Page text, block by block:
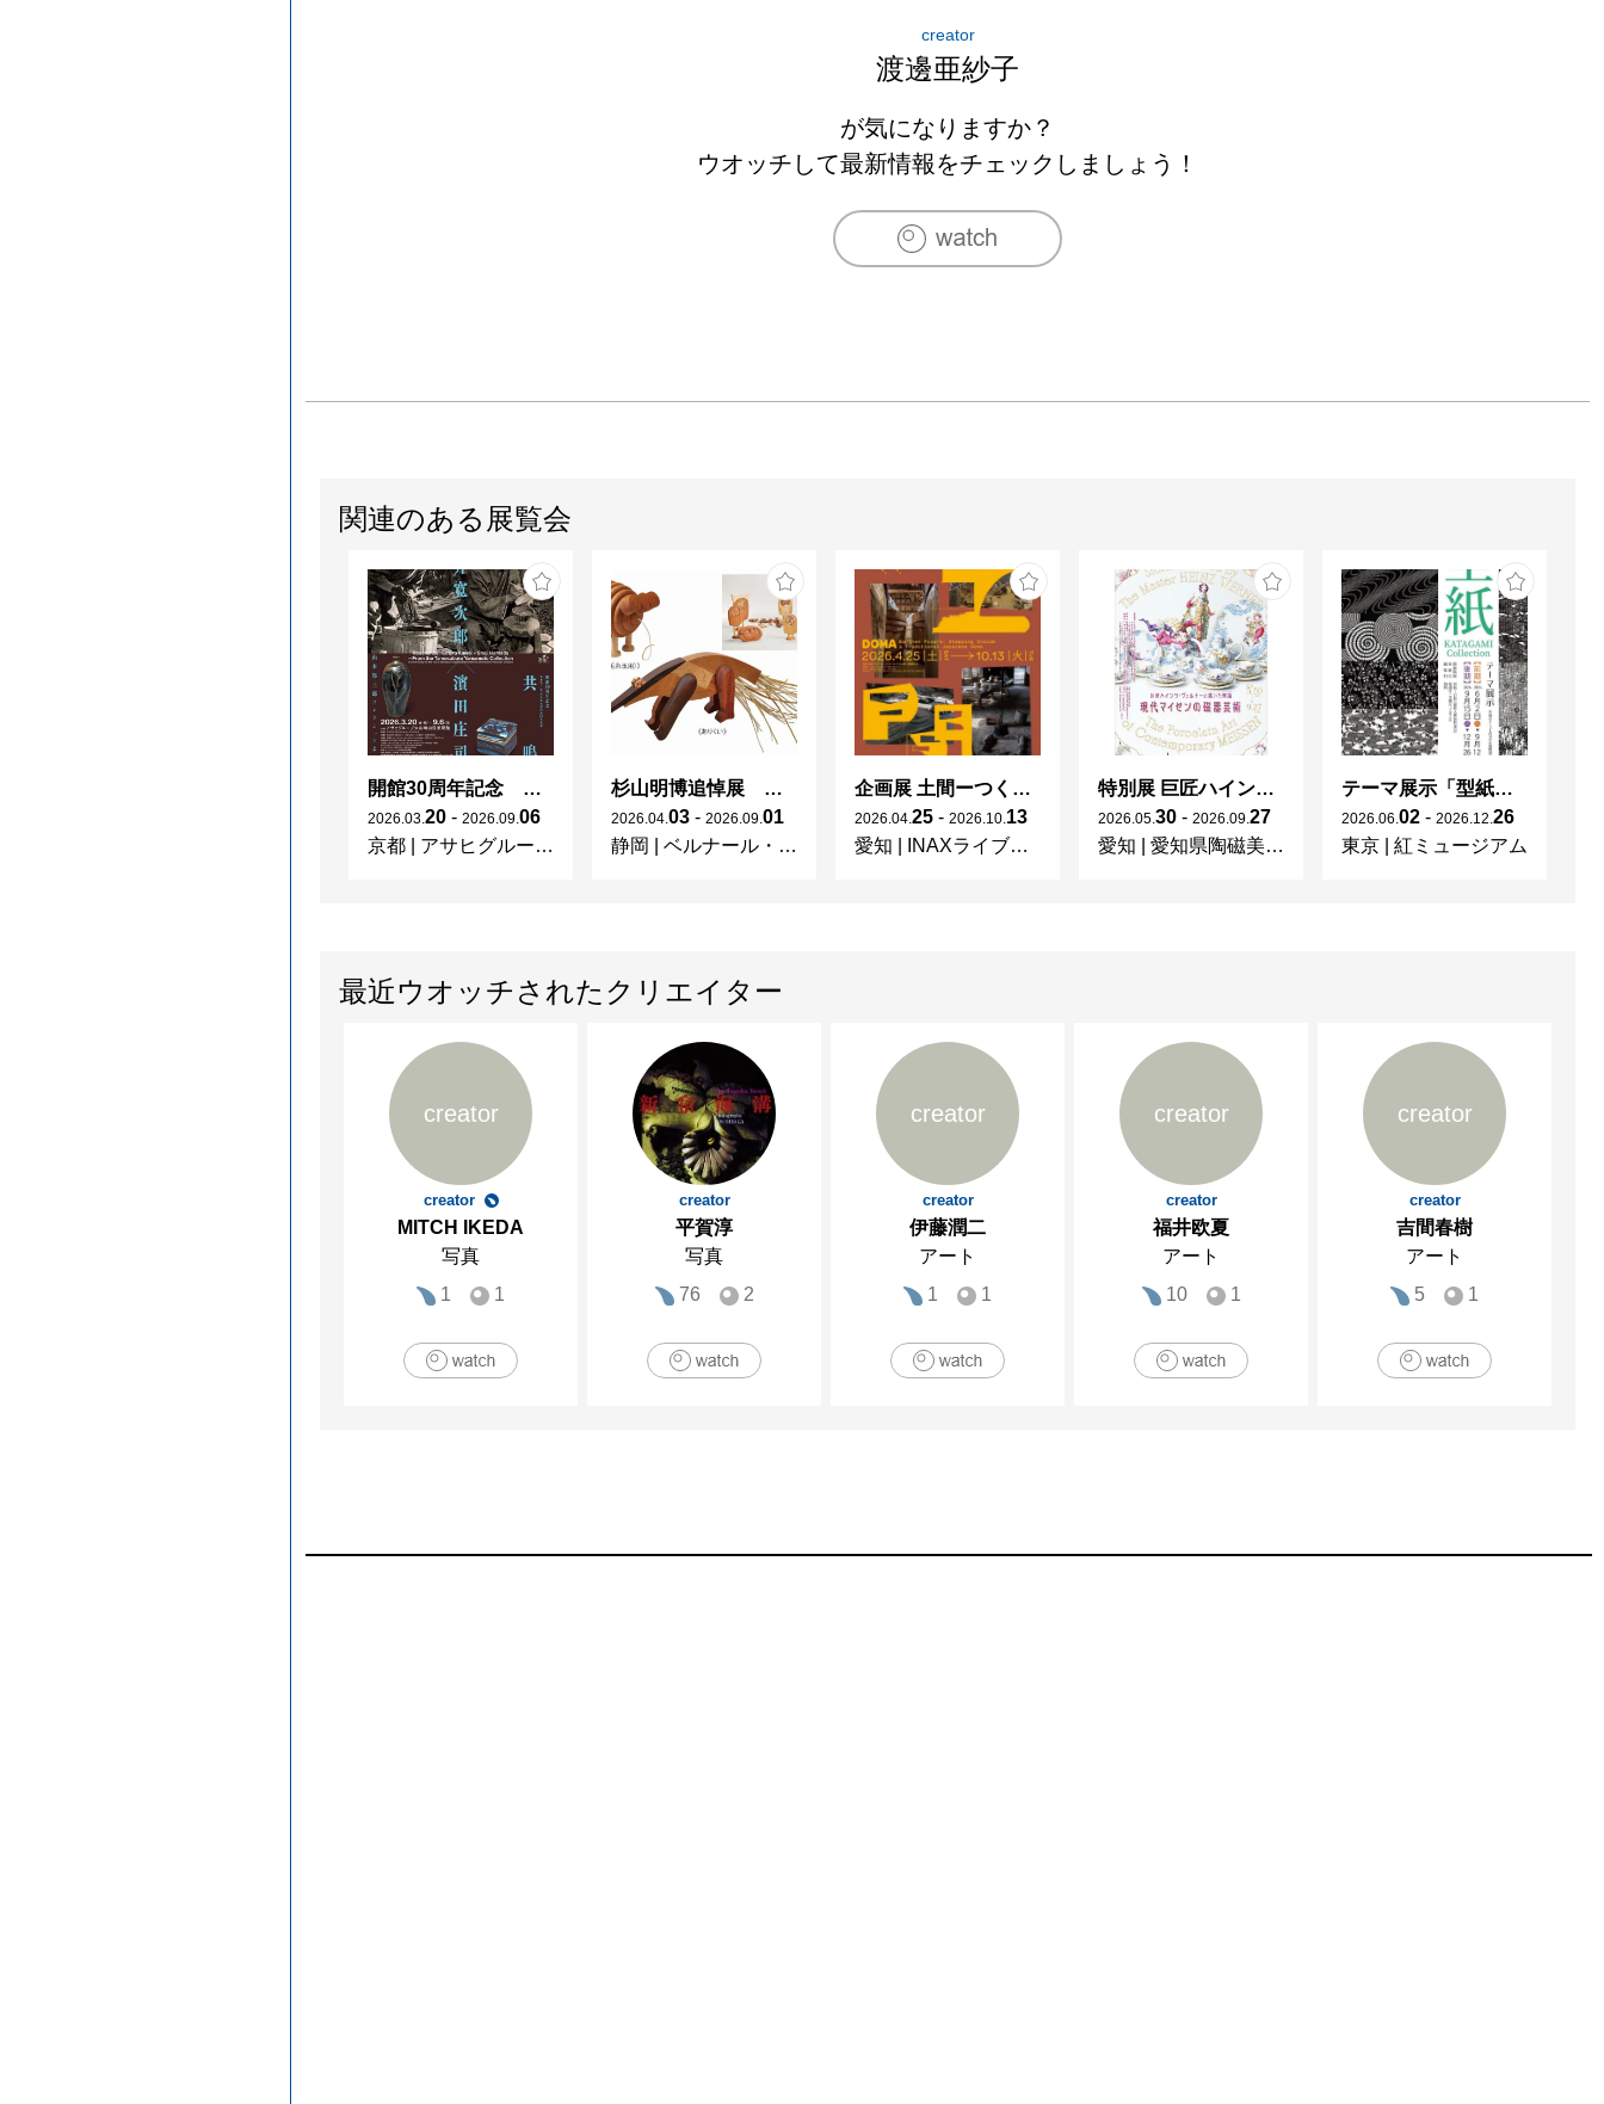
現在、愛知県瀬戸市にて、人・動物をモチーフとしたオブジェや、 彫り
と色釉で装飾した器を中心に制作
「百花瀬」というユニットでも活動中
creator
渡邊亜紗子
が気になりますか？
ウオッチして最新情報をチェックしましょう！
関連のある展覧会
開館30周年記念 山本爲三郎・河井寬次郎没後60年記念 「共鳴 河井寬次郎 × 濱田庄司 ー山本爲三郎コレクションより」
2026 03 20 - 2026 09 06
京都
アサヒグループ大山崎山荘美術館
杉山明博追悼展 木とわたし―木工の妙技と美術教育
2026 04 03 - 2026 09 01
静岡
ベルナール・ビュフェ美術館
企画展 土間ーつくって、つかって、再発見ー
2026 04 25 - 2026 10 13
愛知
INAXライブミュージアム
特別展 巨匠ハインツ・ヴェルナーの描いた物語（メルヘン） ー現代マイセンの磁器芸術ー
2026 05 30 - 2026 09 27
愛知
愛知県陶磁美術館
テーマ展示「型紙 KATAGAMI Collection」
2026 06 02 - 2026 12 26
東京
紅ミュージアム
最近ウオッチされたクリエイター
creator
creator
MITCH IKEDA
写真
1
1
creator
平賀淳
写真
76
2
creator
creator
伊藤潤二
アート
1
1
creator
creator
福井欧夏
アート
10
1
creator
creator
吉間春樹
アート
5
1